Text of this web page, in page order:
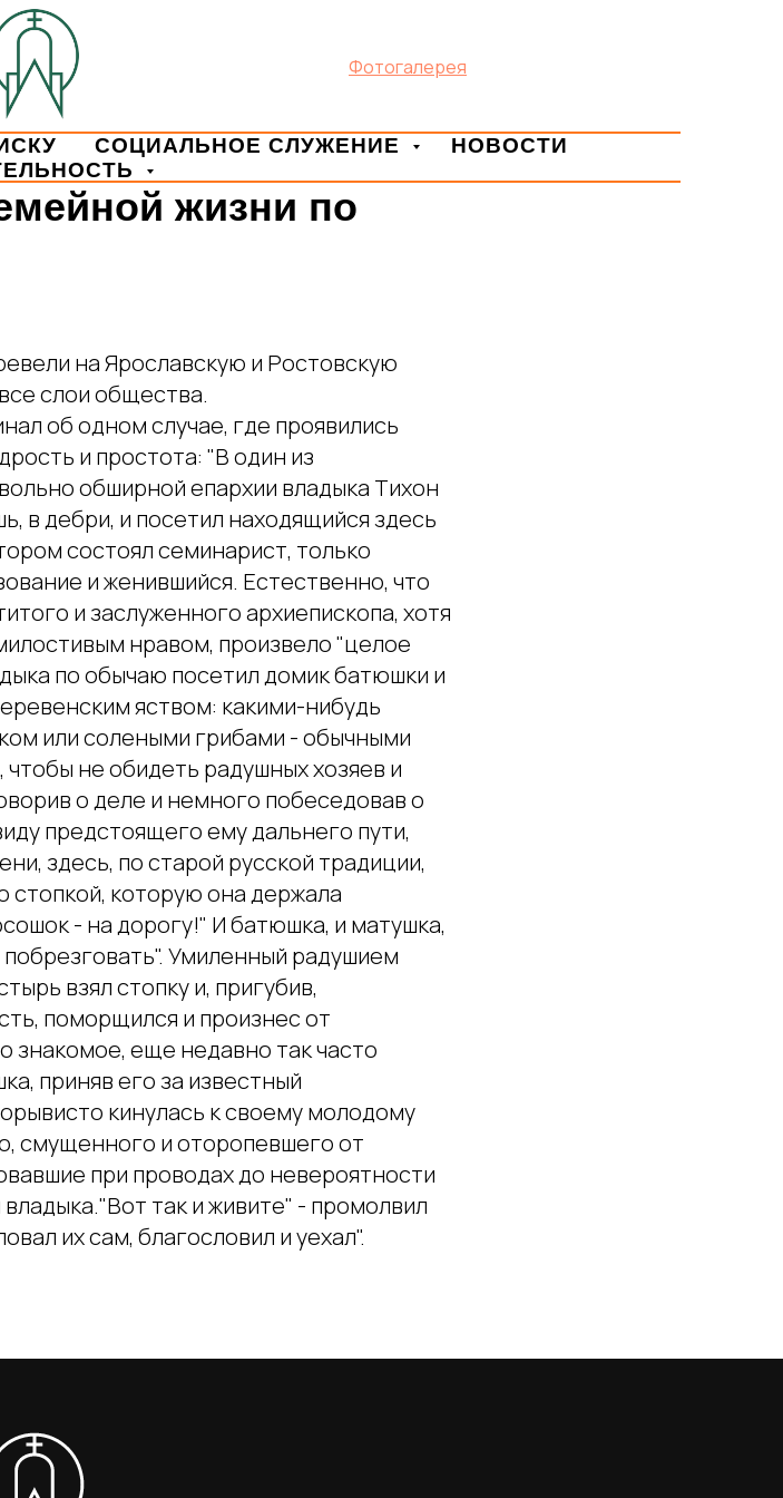
Фотогалерея
СОЦИАЛЬНОЕ СЛУЖЕНИЕ
НОВОСТИ
жизни по
на Ярославскую и Ростовскую
слои общества.
об одном случае, где проявились
и простота: "В один из
обширной епархии владыка Тихон
в дебри, и посетил находящийся здесь
состоял семинарист, только
и женившийся. Естественно, что
и заслуженного архиепископа, хотя
нравом, произвело "целое
по обычаю посетил домик батюшки и
яством: какими-нибудь
или солеными грибами - обычными
не обидеть радушных хозяев и
о деле и немного побеседовав о
предстоящего ему дальнего пути,
здесь, по старой русской традиции,
стопкой, которую она держала
- на дорогу!" И батюшка, и матушка,
Умиленный радушием
взял стопку и, пригубив,
поморщился и произнес от
знакомое, еще недавно так часто
приняв его за известный
кинулась к своему молодому
смущенного и оторопевшего от
при проводах до невероятности
так и живите" - промолвил
их сам, благословил и уехал".